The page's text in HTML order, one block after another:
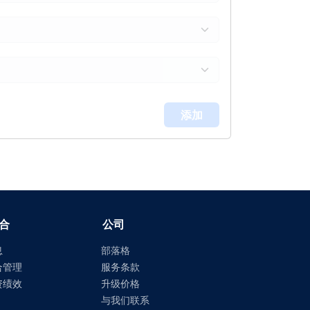
添加
公司
理
绩效
部落格
服务条款
升级价格
与我们联系